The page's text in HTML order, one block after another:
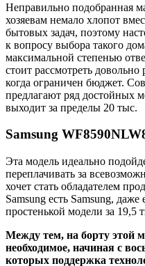
Неправильно подобранная
хозяевам немало хлопот
бытовых задач, поэтому
к вопросу выбора такого
максимальной степенью
стоит рассмотреть
когда ограничен бюджет.
предлагают ряд достойных
выходит за пределы 20 тыс.
Samsung
Эта модель идеально
переплачивать за
хочет стать обладателем
Samsung есть Samsung,
простенькой модели за 19,5
Между тем, на борту этой
необходимое, начиная с
которых поддержка